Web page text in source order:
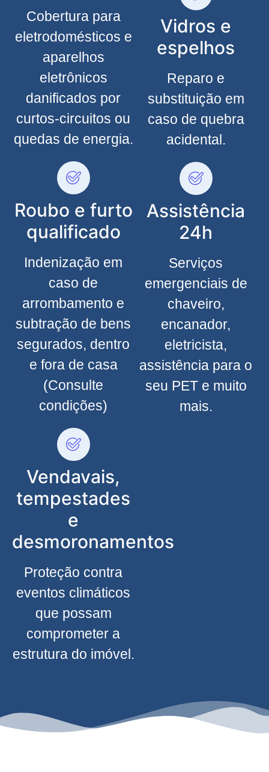
Cobertura para
eletrodomésticos e
aparelhos
eletrônicos
danificados por
curtos-circuitos ou
quedas de energia.
Roubo e furto
qualificado
Indenização em
caso de
arrombamento e
subtração de bens
segurados, dentro
e fora de casa
(Consulte
condições)
Vendavais,
tempestades
e
desmoronamentos
Proteção contra
eventos climáticos
que possam
comprometer a
estrutura do imóvel.
Vidros e
espelhos
Reparo e
substituição em
caso de quebra
acidental.
Assistência
24h
Serviços
emergenciais de
chaveiro,
encanador,
eletricista,
assistência para o
seu PET e muito
mais.